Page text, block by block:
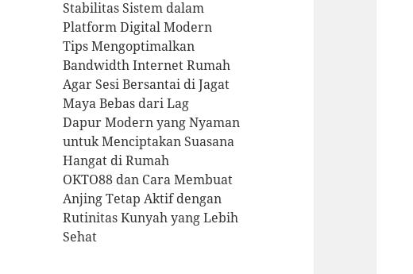
Stabilitas Sistem dalam
Platform Digital Modern
Tips Mengoptimalkan
Bandwidth Internet Rumah
Agar Sesi Bersantai di Jagat
Maya Bebas dari Lag
Dapur Modern yang Nyaman
untuk Menciptakan Suasana
Hangat di Rumah
OKTO88 dan Cara Membuat
Anjing Tetap Aktif dengan
Rutinitas Kunyah yang Lebih
Sehat